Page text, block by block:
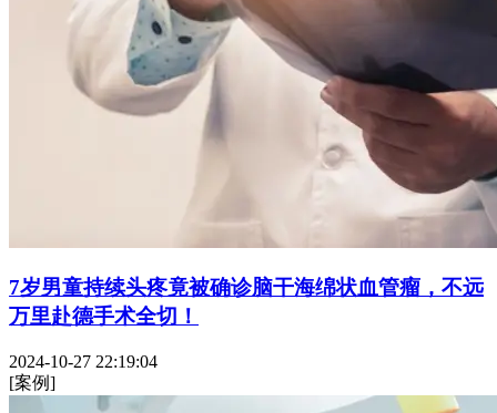
7岁男童持续头疼竟被确诊脑干海绵状血管瘤，不远
万里赴德手术全切！
2024-10-27 22:19:04
[案例]